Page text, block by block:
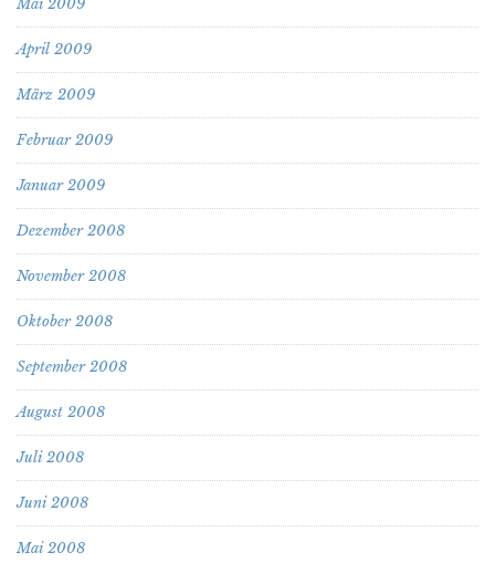
Mai 2009
April 2009
März 2009
Februar 2009
Januar 2009
Dezember 2008
November 2008
Oktober 2008
September 2008
August 2008
Juli 2008
Juni 2008
Mai 2008